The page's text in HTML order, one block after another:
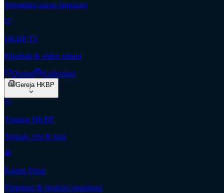
Streaming siaran langsung
HKBP TV
Khotbah & video rohani
Donasi Kolportase
Gereja HKBP
Tentang HKBP
Sejarah, visi & misi
Kantor Pusat
Pimpinan & struktur organisasi